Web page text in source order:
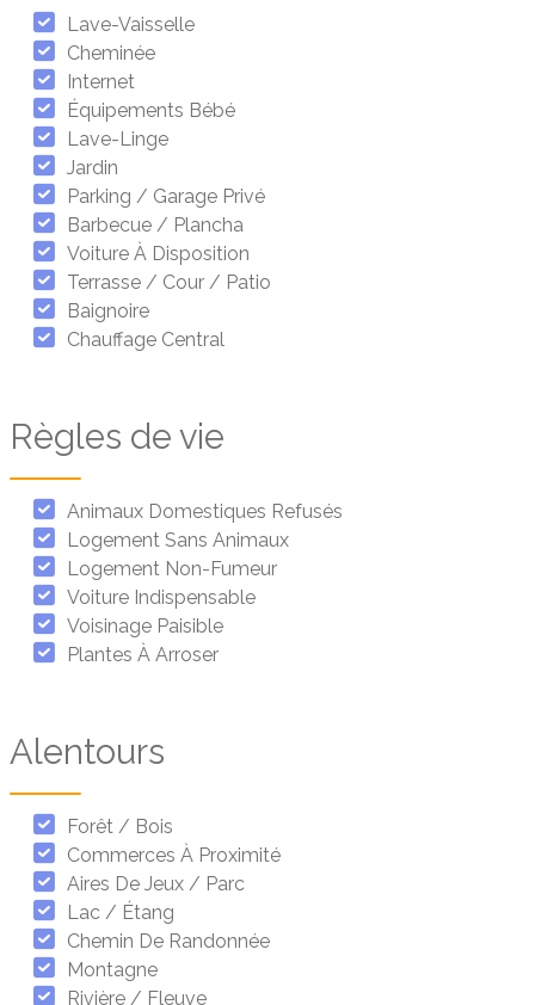
Lave-Vaisselle
Cheminée
Internet
Équipements Bébé
Lave-Linge
Jardin
Parking / Garage Privé
Barbecue / Plancha
Voiture À Disposition
Terrasse / Cour / Patio
Baignoire
Chauffage Central
Règles de vie
Animaux Domestiques Refusés
Logement Sans Animaux
Logement Non-Fumeur
Voiture Indispensable
Voisinage Paisible
Plantes À Arroser
Alentours
Forêt / Bois
Commerces À Proximité
Aires De Jeux / Parc
Lac / Étang
Chemin De Randonnée
Montagne
Rivière / Fleuve